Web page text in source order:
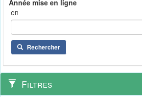
en
Rechercher
Filtres